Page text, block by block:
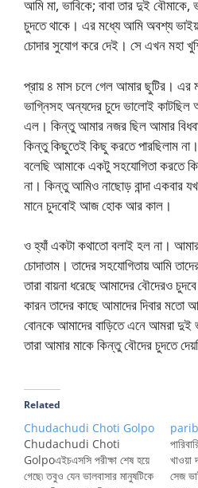
আমি মা, ভাবিকে; বাবা তার দুই
চুদতে থাকে। এর মধ্যে আমি অবশ্য
চোদার সুযোগ করে দেই। সে এখন মহা
প্রায় ৪ মাস চলে গেল আমার ছুটির। এর
ভাগ্নিসহ অন্যদের চুদে ভালোই কাটছিল
এল। কিন্তু আমার নজর ছিল আমার
কিন্তু কিছুতেই কিছু করতে পারছিলাম
বলেছি আমাকে একটু সহযোগিতা করতে
না। কিন্তু আমিও নাছোড় বান্দা একবার
মানে চুদবোই আজ হোক আর কাল।
ও হ্যাঁ একটা কথাতো বলাই হল না।
চোদাতাম। তাদের সহযোগিতায় আমি
তারা বায়না ধরেছে আমাদের বৌদেরও
কারন তাদের কাছে আমাদের দিবার মতো
বোনকে আমাদের বাড়িতে এনে আমরা দুই
তারা আমার মাকে কিন্তু বৌদের চুদতে
Related
Chudachudi Choti Golpo
Chudachudi Choti
Golpoএইচএসসি পরীক্ষা শেষ হয়ে
গেছে৷ তবুও যেন ভালবাসার মানুষটিকে
খাওয়া
সেজ